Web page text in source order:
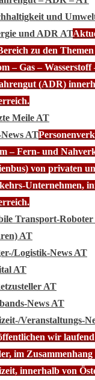
und
und ADR AT
zu den
– Gas –
(ADR)
Meile AT
AT
– Fern- und
von privaten
Unternehmen,
Transport-Roboter
AT
Logistik-News AT
AT
AT
News AT
Veranstaltungs-
wir
im
innerhalb von